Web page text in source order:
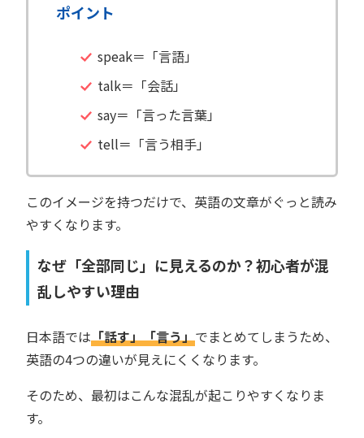
ポイント
speak＝「言語」
talk＝「会話」
say＝「言った言葉」
tell＝「言う相手」
このイメージを持つだけで、英語の文章がぐっと読み
やすくなります。
なぜ「全部同じ」に見えるのか？初心者が混
乱しやすい理由
日本語では「話す」「言う」でまとめてしまうため、
英語の4つの違いが見えにくくなります。
そのため、最初はこんな混乱が起こりやすくなりま
す。